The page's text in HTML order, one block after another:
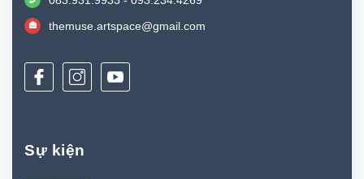
themuse.artspace@gmail.com
Sự kiện